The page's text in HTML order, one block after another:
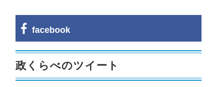
facebook
政くらべのツイート